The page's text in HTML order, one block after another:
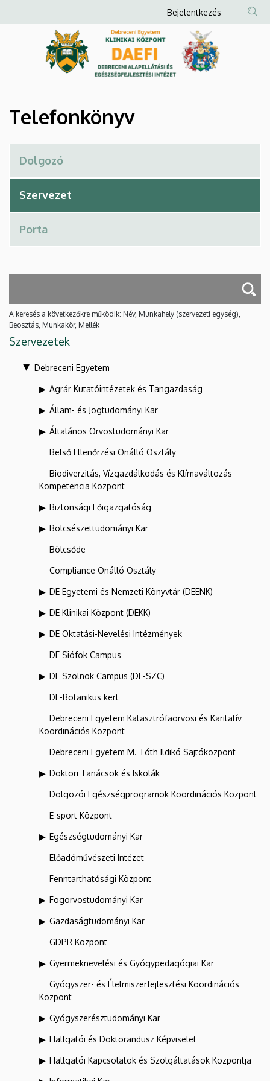
Debreceni
és
Egészségfejlesztési
Intézet
a
Anonim
Felhasználói
fiók
menüje
Bejelentkezés
Telefonkönyv
A keresés a következőkre működik: Név, Munkahely (szervezeti egység),
Beosztás, Munkakör, Mellék
Szervezetek
Debreceni Egyetem
Agrár Kutatóintézetek és Tangazdaság
Állam- és Jogtudományi Kar
Általános Orvostudományi Kar
Belső Ellenőrzési Önálló Osztály
Biodiverzitás, Vízgazdálkodás és Klímaváltozás
Kompetencia Központ
Biztonsági Főigazgatóság
Bölcsészettudományi Kar
Bölcsőde
Compliance Önálló Osztály
DE Egyetemi és Nemzeti Könyvtár (DEENK)
DE Klinikai Központ (DEKK)
DE Oktatási-Nevelési Intézmények
DE Siófok Campus
DE Szolnok Campus (DE-SZC)
DE-Botanikus kert
Debreceni Egyetem Katasztrófaorvosi és Karitatív
Koordinációs Központ
Debreceni Egyetem M. Tóth Ildikó Sajtóközpont
Doktori Tanácsok és Iskolák
Dolgozói Egészségprogramok Koordinációs Központ
E-sport Központ
Egészségtudományi Kar
Előadóművészeti Intézet
Fenntarthatósági Központ
Fogorvostudományi Kar
Gazdaságtudományi Kar
GDPR Központ
Gyermeknevelési és Gyógypedagógiai Kar
Gyógyszer- és Élelmiszerfejlesztési Koordinációs
Központ
Gyógyszerésztudományi Kar
Hallgatói és Doktorandusz Képviselet
Hallgatói Kapcsolatok és Szolgáltatások Központja